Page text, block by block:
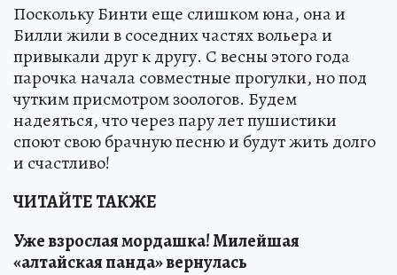
Поскольку Бинти еще слишком юна, она и
Билли жили в соседних частях вольера и
привыкали друг к другу. С весны этого года
парочка начала совместные прогулки, но под
чутким присмотром зоологов. Будем
надеяться, что через пару лет пушистики
споют свою брачную песню и будут жить долго
и счастливо!
ЧИТАЙТЕ ТАКЖЕ
Уже взрослая мордашка! Милейшая
«алтайская панда» вернулась